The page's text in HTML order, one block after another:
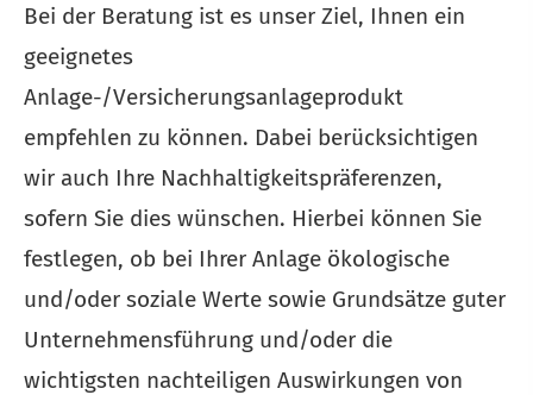
Bei der Beratung ist es unser Ziel, Ihnen ein
geeignetes
Anlage-/Versicherungsanlageprodukt
empfehlen zu können. Dabei berücksichtigen
wir auch Ihre Nachhaltigkeitspräferenzen,
sofern Sie dies wünschen. Hierbei können Sie
festlegen, ob bei Ihrer Anlage ökologische
und/oder soziale Werte sowie Grundsätze guter
Unternehmensführung und/oder die
wichtigsten nachteiligen Auswirkungen von